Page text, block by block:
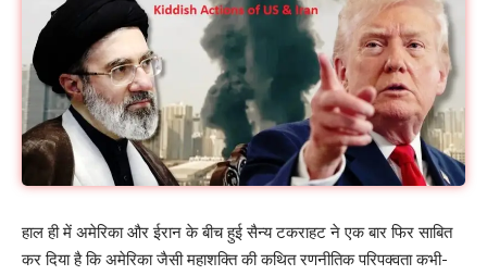
हाल ही में अमेरिका और ईरान के बीच हुई सैन्य टकराहट ने एक बार फिर साबित
कर दिया है कि अमेरिका जैसी महाशक्ति की कथित रणनीतिक परिपक्वता कभी-